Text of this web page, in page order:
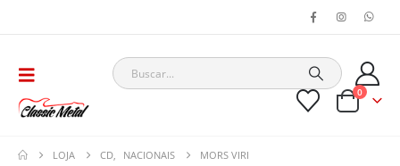
0
LOJA CD NACIONAIS MORS VIRI